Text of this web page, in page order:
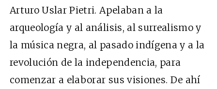
Arturo Uslar Pietri. Apelaban a la
arqueología y al análisis, al surrealismo y
la música negra, al pasado indígena y a la
revolución de la independencia, para
comenzar a elaborar sus visiones. De ahí